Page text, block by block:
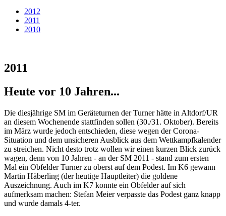
2012
2011
2010
2011
Heute vor 10 Jahren...
Die diesjährige SM im Geräteturnen der Turner hätte in Altdorf/UR
an diesem Wochenende stattfinden sollen (30./31. Oktober). Bereits
im März wurde jedoch entschieden, diese wegen der Corona-
Situation und dem unsicheren Ausblick aus dem Wettkampfkalender
zu streichen. Nicht desto trotz wollen wir einen kurzen Blick zurück
wagen, denn von 10 Jahren - an der SM 2011 - stand zum ersten
Mal ein Obfelder Turner zu oberst auf dem Podest. Im K6 gewann
Martin Häberling (der heutige Hauptleiter) die goldene
Auszeichnung. Auch im K7 konnte ein Obfelder auf sich
aufmerksam machen: Stefan Meier verpasste das Podest ganz knapp
und wurde damals 4-ter.